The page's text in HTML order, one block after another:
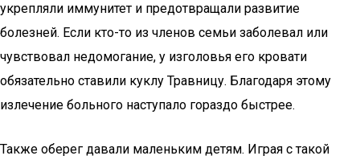
укрепляли иммунитет и предотвращали развитие
болезней. Если кто-то из членов семьи заболевал или
чувствовал недомогание, у изголовья его кровати
обязательно ставили куклу Травницу. Благодаря этому
излечение больного наступало гораздо быстрее.
Также оберег давали маленьким детям. Играя с такой